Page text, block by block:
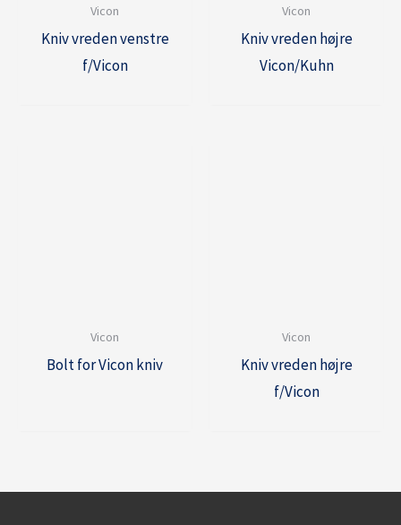
Vicon
Kniv vreden venstre
f/Vicon
Vicon
Kniv vreden højre
Vicon/Kuhn
Vicon
Bolt for Vicon kniv
Vicon
Kniv vreden højre
f/Vicon